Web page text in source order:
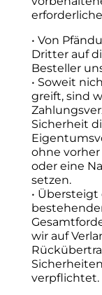
• Von
Dritter auf
Besteller
• Soweit
greift, sind
Sicherheit
ohne
oder eine
setzen.
•
wir auf
verpflichtet.